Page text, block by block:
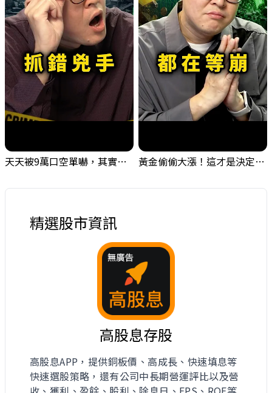
天天被9萬口空單嚇，其實你盯錯地方了｜Mr.Jimmy高志銘 #台股 #外資期貨 #融資 黃金偷偷大漲！這才是決定台股生死的「真風向球」！｜Mr.Jimmy高志銘 #黃金 #美元指數 #聯準會
精選股市資訊
高股息存股
高股息APP，提供銅板價、高成長、快速填息等
快速選股策略，還有公司中長期營運評比以及營